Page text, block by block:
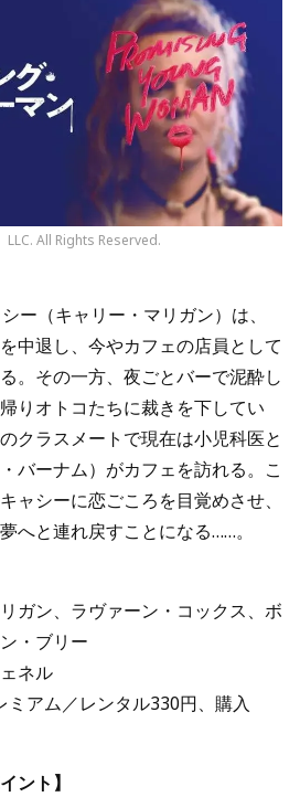
All Rights Reserved.
ー（キャリー・マリガン）は、
中退し、今やカフェの店員として
。その一方、夜ごとバーで泥酔し
りオトコたちに裁きを下してい
クラスメートで現在は小児科医と
バーナム）がカフェを訪れる。こ
ャシーに恋ごころを目覚めさせ、
へと連れ戻すことになる……。
ガン、ラヴァーン・コックス、ボ
・ブリー
ネル
アム／レンタル330円、購入
ント】